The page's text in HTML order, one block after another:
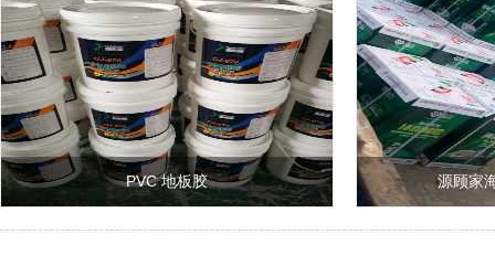
PVC 地板胶 源顾家